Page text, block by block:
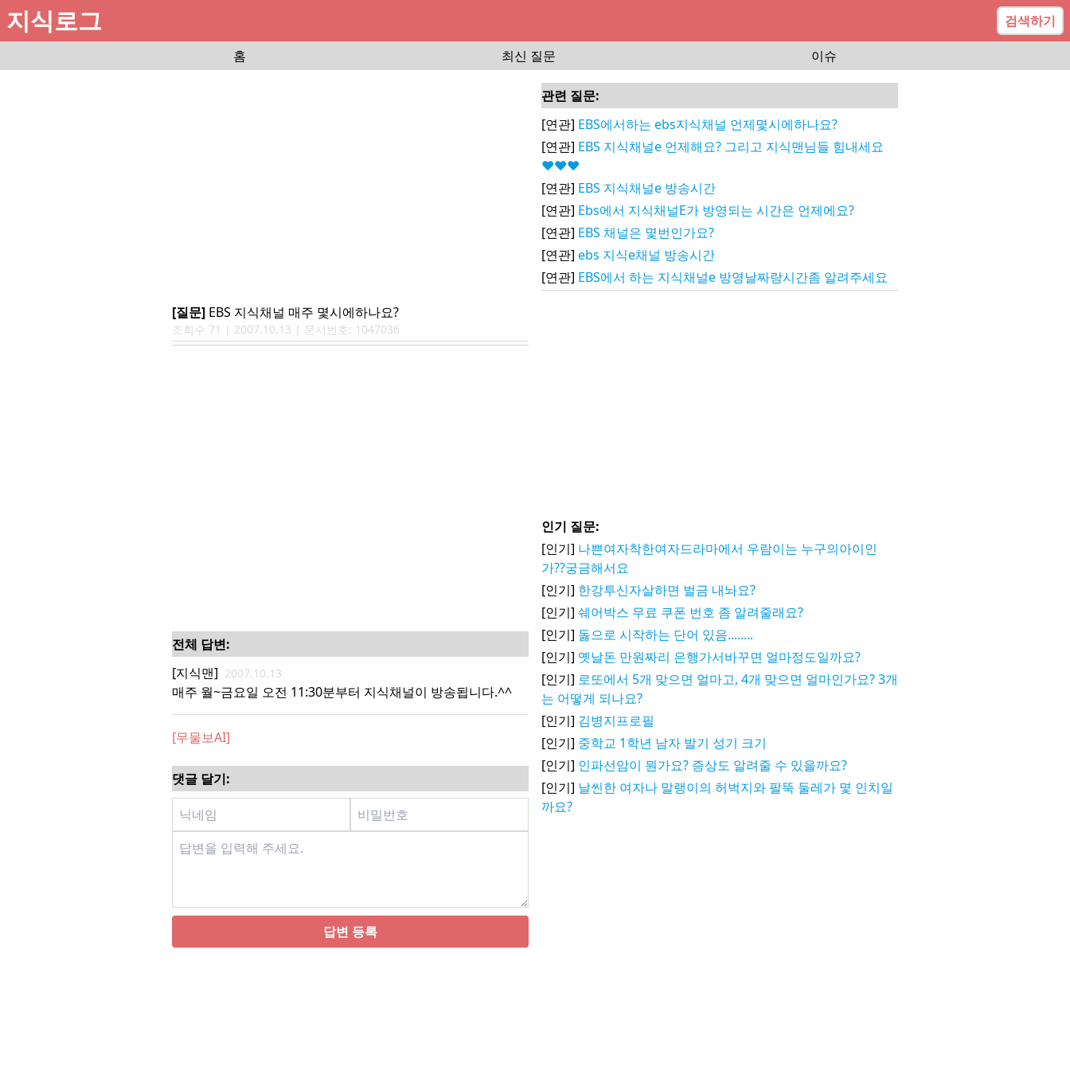
지식로그
검색하기
홈
최신 질문 이슈
[질문] EBS 지식채널 매주 몇시에하나요?
조회수 71 | 2007.10.13 | 문서번호: 1047036
전체 답변:
[지식맨] 2007.10.13
매주 월~금요일 오전 11:30분부터 지식채널이 방송됩니다.^^
[무물보AI]
댓글 달기:
답변 등록
관련 질문:
[연관] EBS에서하는 ebs지식채널 언제몇시에하나요?
[연관] EBS 지식채널e 언제해요? 그리고 지식맨님들 힘내세요
♥♥♥
[연관] EBS 지식채널e 방송시간
[연관] Ebs에서 지식채널E가 방영되는 시간은 언제에요?
[연관] EBS 채널은 몇번인가요?
[연관] ebs 지식e채널 방송시간
[연관] EBS에서 하는 지식채널e 방영날짜랑시간좀 알려주세요
인기 질문:
[인기] 나쁜여자착한여자드라마에서 우람이는 누구의아이인
가??궁금해서요
[인기] 한강투신자살하면 벌금 내놔요?
[인기] 쉐어박스 무료 쿠폰 번호 좀 알려줄래요?
[인기] 돓으로 시작하는 단어 있음........
[인기] 옛날돈 만원짜리 은행가서바꾸면 얼마정도일까요?
[인기] 로또에서 5개 맞으면 얼마고, 4개 맞으면 얼마인가요? 3개
는 어떻게 되나요?
[인기] 김병지프로필
[인기] 중학교 1학년 남자 발기 성기 크기
[인기] 인파선암이 뭔가요? 증상도 알려줄 수 있을까요?
[인기] 날씬한 여자나 말랭이의 허벅지와 팔뚝 둘레가 몇 인치일
까요?